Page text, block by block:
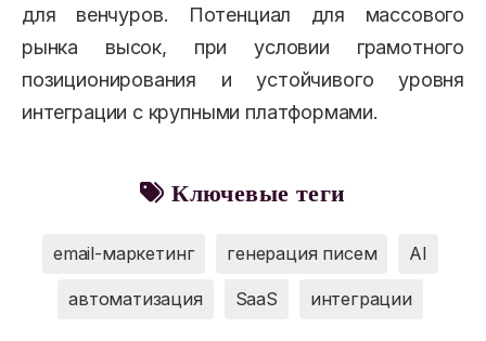
для венчуров. Потенциал для массового
рынка высок, при условии грамотного
позиционирования и устойчивого уровня
интеграции с крупными платформами.
Ключевые теги
email-маркетинг генерация писем AI
автоматизация SaaS интеграции